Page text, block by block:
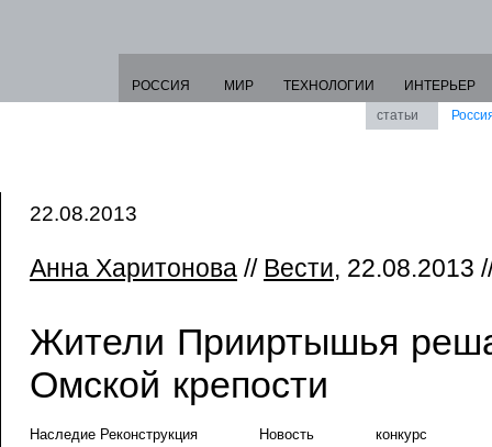
РОССИЯ МИР ТЕХНОЛОГИИ
ИНТЕРЬЕР
статьи
22.08.2013
Анна Харитонова // Вести, 22.08.2013
Жители Прииртышья
Омской крепости
Наследие Реконструкция Новость конкурс